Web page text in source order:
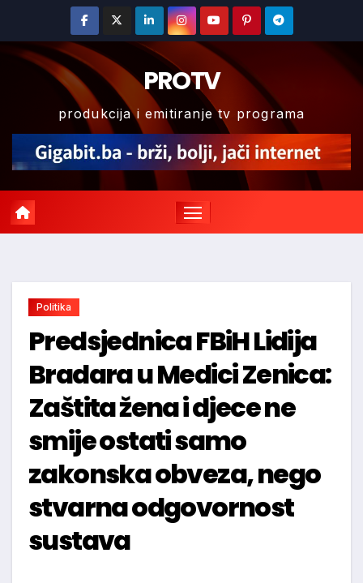
content
PROTV
produkcija i emitiranje tv programa
Politika
Predsjednica FBiH Lidija
Bradara u Medici Zenica:
Zaštita žena i djece ne
smije ostati samo
zakonska obveza, nego
stvarna odgovornost
sustava